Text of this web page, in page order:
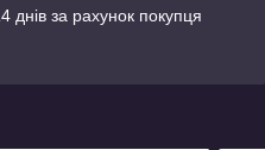
за рахунок покупця